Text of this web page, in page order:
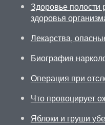
Здоровье полости
здоровья
Лекарства,
Биография
Операция при
Что провоцирует
Яблоки и груши